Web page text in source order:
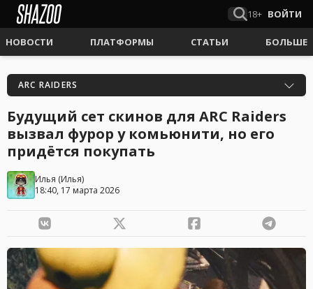
18+ ВОЙТИ
НОВОСТИ ПЛАТФОРМЫ СТАТЬИ БОЛЬШЕ
ARC RAIDERS
Будущий сет скинов для ARC Raiders
вызвал фурор у комьюнити, но его
придётся покупать
Илья (Илья)
18:40, 17 марта 2026